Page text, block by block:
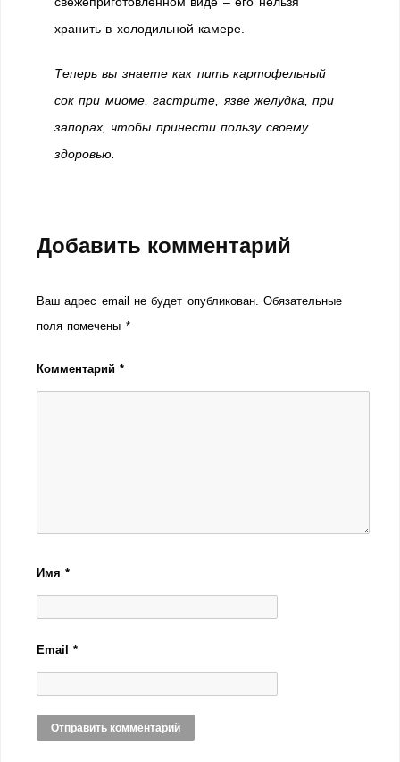
хранить в холодильной камере.
Теперь вы знаете как пить картофельный
сок при миоме, гастрите, язве желудка, при
запорах, чтобы принести пользу своему
здоровью.
Добавить комментарий
Ваш адрес email не будет опубликован. Обязательные
поля помечены *
Комментарий*
Имя*
Email*